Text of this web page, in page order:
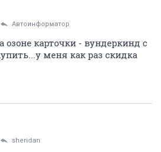
Автоинформатор
озоне карточки - вундеркинд с
меня как раз скидка
sheridan